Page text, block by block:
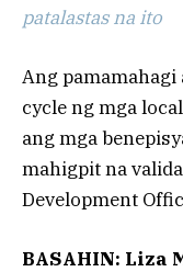
patalastas na ito
Ang
cycle ng mga
ang mga
mahigpit na
Development
BASAHIN: Liza